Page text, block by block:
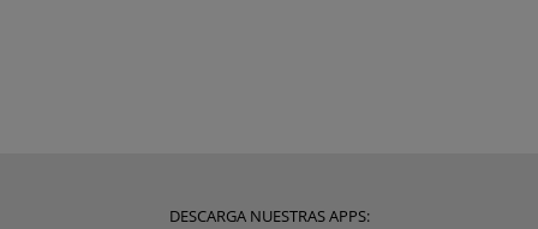
DESCARGA NUESTRAS APPS: